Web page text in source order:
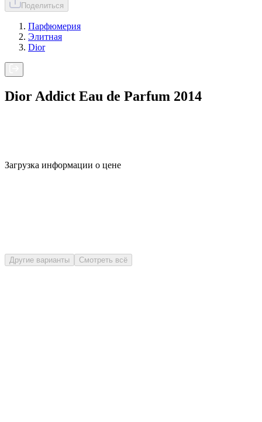
Поделиться
Парфюмерия
Элитная
Dior
Dior Addict Eau de Parfum 2014
Загрузка информации о цене
Другие варианты Смотреть всё